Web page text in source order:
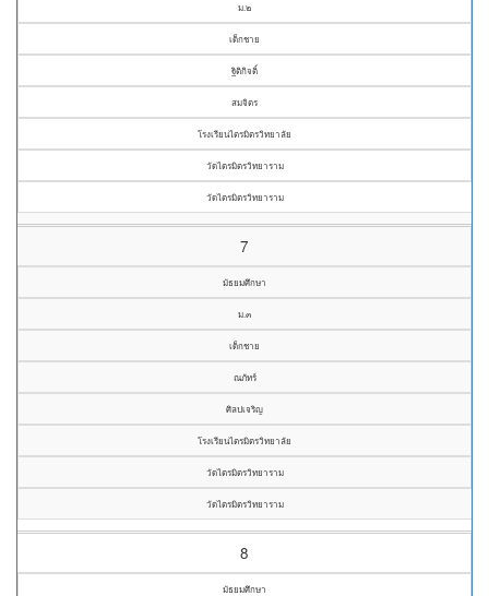
ม.๒
เด็กชาย
ฐิติกิจติ์
สมจิตร
โรงเรียนไตรมิตรวิทยาลัย
วัดไตรมิตรวิทยาราม
วัดไตรมิตรวิทยาราม
7
มัธยมศึกษา
ม.๓
เด็กชาย
ณภัทร์
ศิลปเจริญ
โรงเรียนไตรมิตรวิทยาลัย
วัดไตรมิตรวิทยาราม
วัดไตรมิตรวิทยาราม
8
มัธยมศึกษา